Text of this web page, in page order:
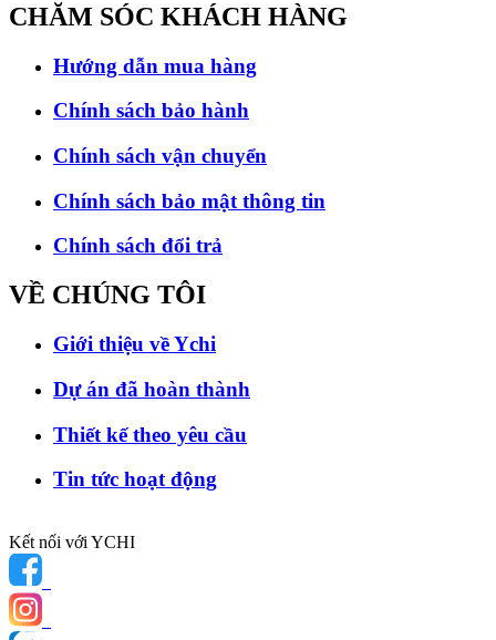
CHĂM SÓC KHÁCH HÀNG
Hướng dẫn mua hàng
Chính sách bảo hành
Chính sách vận chuyển
Chính sách bảo mật thông tin
Chính sách đổi trả
VỀ CHÚNG TÔI
Giới thiệu về Ychi
Dự án đã hoàn thành
Thiết kế theo yêu cầu
Tin tức hoạt động
Kết nối với YCHI